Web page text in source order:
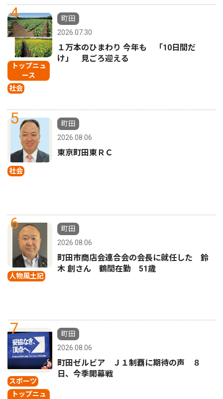
4
トップニュ
ース
社会
町田
2026.07.30
１万本のひまわり 今年も 「10日間だ
け」 見ごろ迎える
5
社会
町田
2026.08.06
東京町田東ＲＣ
6
人物風土記
町田
2026.08.06
町田市商店会連合会の会長に就任した 鈴
木 創さん 鶴間在勤 51歳
7
スポーツ
トップニュ
町田
2026.08.06
町田ゼルビア Ｊ１制覇に期待の声 ８
日、今季開幕戦